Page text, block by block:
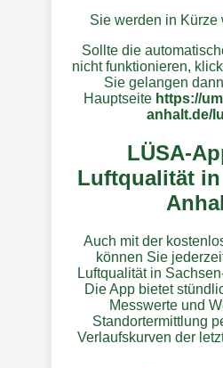
Sie werden in Kürze
Sollte die
nicht funktionieren,
Sie gelangen
Hauptseite https://
anhalt.de/
LÜSA-
Luftqualität in
Auch mit der
können Sie
Luftqualität in
Die App bietet
Messwerte und
Standortermittlung
Verlaufskurven der